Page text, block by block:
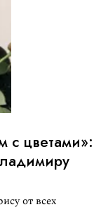
с цветами»:
от всех